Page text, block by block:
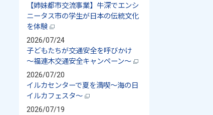
【姉妹都市交流事業】牛深でエンシ
ニータス市の学生が日本の伝統文化
を体験
2026/07/24
子どもたちが交通安全を呼びかけ
～福連木交通安全キャンペーン～
2026/07/20
イルカセンターで夏を満喫～海の日
イルカフェスタ～
2026/07/19